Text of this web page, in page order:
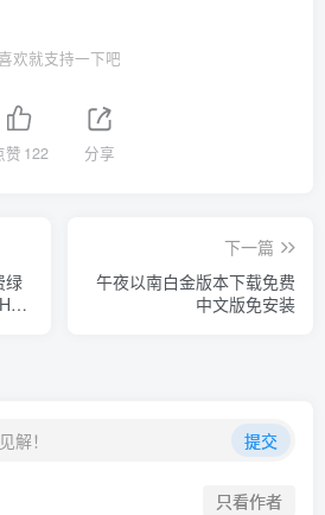
欢就支持一下吧
赞 122 分享
绿
下一篇
午夜以南白金版本下载免费
中文版免安装
解！ 提交
只看作者